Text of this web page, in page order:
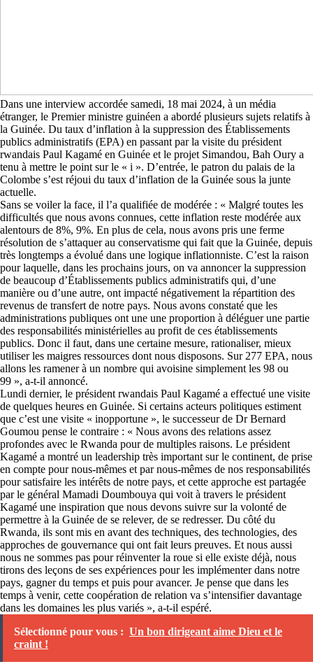
Dans une interview accordée samedi, 18 mai 2024, à un média
étranger, le Premier ministre guinéen a abordé plusieurs sujets relatifs à
la Guinée. Du taux d’inflation à la suppression des Établissements
publics administratifs (EPA) en passant par la visite du président
rwandais Paul Kagamé en Guinée et le projet Simandou, Bah Oury a
tenu à mettre le point sur le « i ». D’entrée, le patron du palais de la
Colombe s’est réjoui du taux d’inflation de la Guinée sous la junte
actuelle.
Sans se voiler la face, il l’a qualifiée de modérée : « Malgré toutes les
difficultés que nous avons connues, cette inflation reste modérée aux
alentours de 8%, 9%. En plus de cela, nous avons pris une ferme
résolution de s’attaquer au conservatisme qui fait que la Guinée, depuis
très longtemps a évolué dans une logique inflationniste. C’est la raison
pour laquelle, dans les prochains jours, on va annoncer la suppression
de beaucoup d’Établissements publics administratifs qui, d’une
manière ou d’une autre, ont impacté négativement la répartition des
revenus de transfert de notre pays. Nous avons constaté que les
administrations publiques ont une une proportion à déléguer une partie
des responsabilités ministérielles au profit de ces établissements
publics. Donc il faut, dans une certaine mesure, rationaliser, mieux
utiliser les maigres ressources dont nous disposons. Sur 277 EPA, nous
allons les ramener à un nombre qui avoisine simplement les 98 ou
99 », a-t-il annoncé.
Lundi dernier, le président rwandais Paul Kagamé a effectué une visite
de quelques heures en Guinée. Si certains acteurs politiques estiment
que c’est une visite « inopportune », le successeur de Dr Bernard
Goumou pense le contraire : « Nous avons des relations assez
profondes avec le Rwanda pour de multiples raisons. Le président
Kagamé a montré un leadership très important sur le continent, de prise
en compte pour nous-mêmes et par nous-mêmes de nos responsabilités
pour satisfaire les intérêts de notre pays, et cette approche est partagée
par le général Mamadi Doumbouya qui voit à travers le président
Kagamé une inspiration que nous devons suivre sur la volonté de
permettre à la Guinée de se relever, de se redresser. Du côté du
Rwanda, ils sont mis en avant des techniques, des technologies, des
approches de gouvernance qui ont fait leurs preuves. Et nous aussi
nous ne sommes pas pour réinventer la roue si elle existe déjà, nous
tirons des leçons de ses expériences pour les implémenter dans notre
pays, gagner du temps et puis pour avancer. Je pense que dans les
temps à venir, cette coopération de relation va s’intensifier davantage
dans les domaines les plus variés », a-t-il espéré.
Sélectionné pour vous : Un bon dirigeant aime Dieu et le
craint !